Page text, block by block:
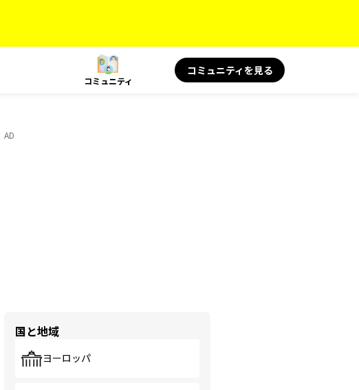
コミュニティ
コミュニティを見る
AD
国と地域
ヨーロッパ